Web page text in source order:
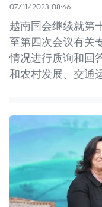
07/11/2023 08:46
越南国会继续就第
至第四次会议有关
情况进行质询和回
和农村发展、交通